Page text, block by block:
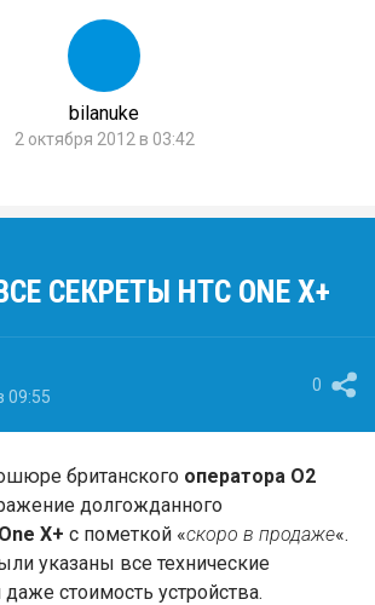
bilanuke
2 октября 2012 в 03:42
СЕКРЕТЫ HTC ONE X+
09:55
0
британского оператора O2
долгожданного
X+ с пометкой «скоро в продаже«.
указаны все технические
стоимость устройства.